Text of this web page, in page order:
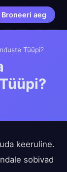
Broneeri aeg
Tüüpi?
keeruline.
sobivad